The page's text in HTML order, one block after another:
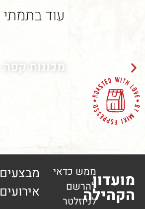
עוד בתמתי
מכונות קפה
ממש כדאי
להרשם
לניוזלטר
מבצעים |
אירועים | ועוד..